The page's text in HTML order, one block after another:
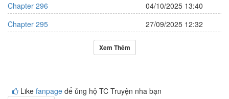
Chapter 296
04/10/2025 13:40
Chapter 295
27/09/2025 12:32
Xem Thêm
Like fanpage để ủng hộ TC Truyện nha bạn